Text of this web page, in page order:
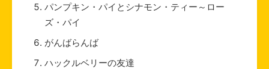
パンプキン・パイとシナモン・ティー～ロー
ズ・パイ
がんばらんば
ハックルベリーの友達